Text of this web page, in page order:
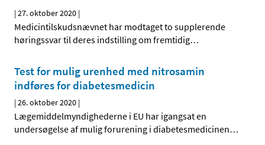
|27. oktober 2020 |
Medicintilskudsnævnet har modtaget to supplerende
høringssvar til deres indstilling om fremtidig…
Test for mulig urenhed med nitrosamin
indføres for diabetesmedicin
|26. oktober 2020 |
Lægemiddelmyndighederne i EU har igangsat en
undersøgelse af mulig forurening i diabetesmedicinen…